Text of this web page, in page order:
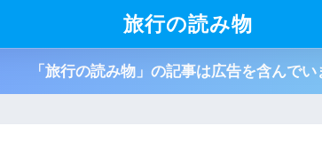
旅行の読み物
「旅行の読み物」の記事は広告を含んでい